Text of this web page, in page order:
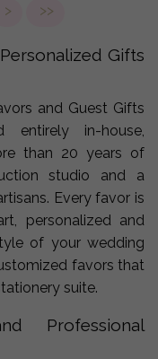
> >>
Gifts
and Guest Gifts
entirely in-house,
than 20 years of
studio and a
Every favor is
personalized and
of your wedding
favors that
suite.
Professional